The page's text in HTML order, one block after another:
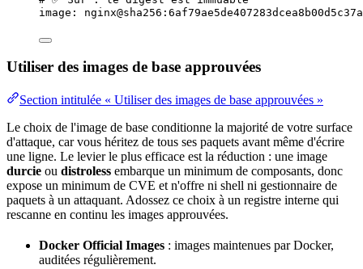
image :
Utiliser des images de base approuvées
Section intitulée « Utiliser des images de base approuvées »
Le choix de l'image de base conditionne la majorité de votre surface
d'attaque, car vous héritez de tous ses paquets avant même d'écrire
une ligne. Le levier le plus efficace est la réduction : une image
durcie ou distroless embarque un minimum de composants, donc
expose un minimum de CVE et n'offre ni shell ni gestionnaire de
paquets à un attaquant. Adossez ce choix à un registre interne qui
rescanne en continu les images approuvées.
Docker Official Images : images maintenues par Docker,
auditées régulièrement.